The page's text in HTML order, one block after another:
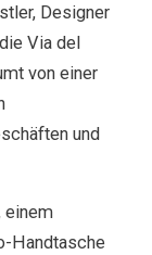
Designer
Via del
von einer
und
einem
Handtasche